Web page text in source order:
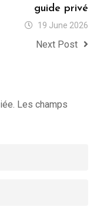
guide privé
19 June 2026
Next Post
Les champs